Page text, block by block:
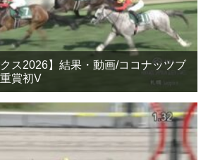
クス2026】結果・動画/ココナッツブ
賞初V